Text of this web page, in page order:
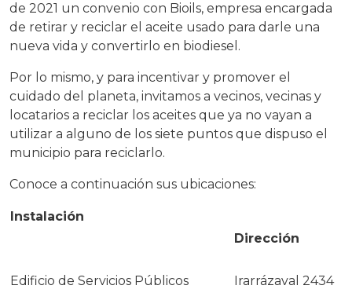
de 2021 un convenio con Bioils, empresa encargada
de retirar y reciclar el aceite usado para darle una
nueva vida y convertirlo en biodiesel.
Por lo mismo, y para incentivar y promover el
cuidado del planeta, invitamos a vecinos, vecinas y
locatarios a reciclar los aceites que ya no vayan a
utilizar a alguno de los siete puntos que dispuso el
municipio para reciclarlo.
Conoce a continuación sus ubicaciones:
Instalación
Dirección
Edificio de Servicios Públicos
Irarrázaval 2434